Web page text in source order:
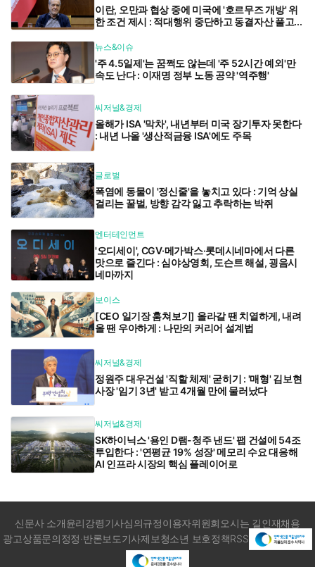
이란, 오만과 협상 중에 미국에 '호르무즈 개방' 위
한 조건 제시 : 적대행위 중단하고 동결자산 풀고...
뉴스&이슈
'주 4.5일제'는 꿈쩍도 않는데 '주 52시간 예외'만
속도 난다 : 이재명 정부 노동 공약 '역주행'
씨저널&경제
올해가 ISA '막차', 내년부터 미국 장기투자 못한다
: 내년 나올 '생산적금융 ISA'에도 주목
글로벌
폭염에 동물이 '정신줄'을 놓치고 있다 : 기억 상실
걸리는 꿀벌, 방향 감각 잃고 추락하는 박쥐
엔터테인먼트
'오디세이', CGV·메가박스·롯데시네마에서 다른
맛으로 즐긴다 : 심야상영회, 도슨트 해설, 굉음시
네마까지
보이스
[CEO 일기장 훔쳐보기] 올라갈 땐 치열하게, 내려
올 땐 우아하게 : 나만의 커리어 설계법
씨저널&경제
정원주 대우건설 '직할 체제' 굳히기 : '매형' 김보현
사장 '임기 3년' 받고 4개월 만에 물러났다
씨저널&경제
SK하이닉스 '용인 D램-청주 낸드' 팹 건설에 54조
투입한다 : '연평균 19% 성장' 메모리 수요 대응해
AI 인프라 시장의 핵심 플레이어로
신문사 소개윤리강령기사심의규정이용자위원회 오시는 길인재채용
광고상품문의정정·반론보도기사제보청소년 보호정책RSS